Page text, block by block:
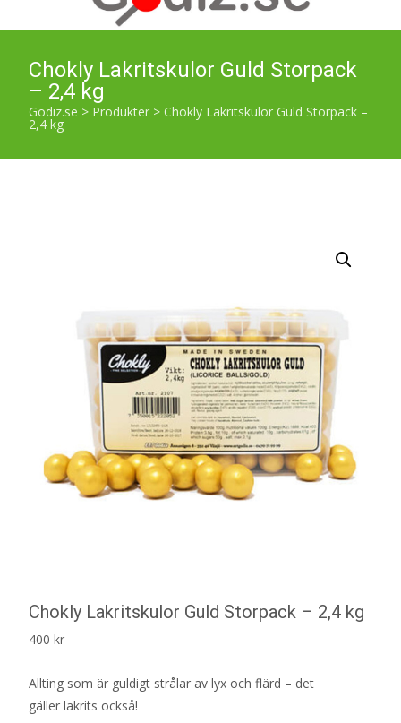
Chokly Lakritskulor Guld Storpack
– 2,4 kg
Godiz.se > Produkter > Chokly Lakritskulor Guld Storpack –
2,4 kg
Chokly Lakritskulor Guld Storpack – 2,4 kg
400 kr
Allting som är guldigt strålar av lyx och flärd – det
gäller lakrits också!